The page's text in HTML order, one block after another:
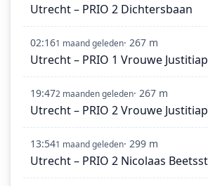
Utrecht – PRIO 2 Dichtersbaan
02:161 maand geleden· 267 m
Utrecht – PRIO 1 Vrouwe
19:472 maanden geleden· 267 m
Utrecht – PRIO 2 Vrouwe
13:541 maand geleden· 299 m
Utrecht – PRIO 2 Nicolaas